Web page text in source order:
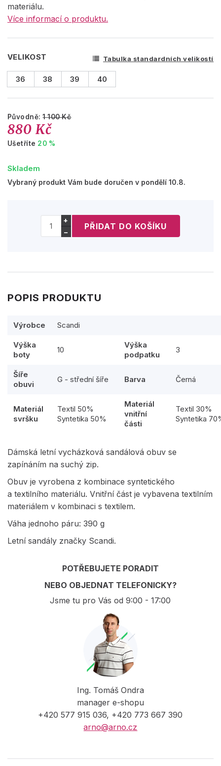
materiálu.
Více informací o produktu.
VELIKOST Tabulka standardních velikostí
36 38 39 40
Původně:1 100 Kč
880 Kč
Ušetříte 20 %
Skladem
Vybraný produkt Vám bude doručen v pondělí 10.8.
+
−
POPIS PRODUKTU
Výrobce Scandi
Výška
boty
10
Výška
podpatku
3
Šíře
obuvi
G - střední šíře Barva Černá
Materiál
svršku
Textil 50%
Syntetika 50%
Materiál
vnitřní
části
Textil 30%
Syntetika
Dámská letní vycházková sandálová obuv se
zapínáním na suchý zip.
Obuv je vyrobena z kombinace syntetického
a textilního materiálu. Vnitřní část je vybavena textilním
materiálem v kombinaci s textilem.
Váha jednoho páru: 390 g
Letní sandály značky Scandi.
POTŘEBUJETE PORADIT
NEBO OBJEDNAT TELEFONICKY?
Jsme tu pro Vás od 9:00 - 17:00
Ing. Tomáš Ondra
manager e-shopu
+420 577 915 036, +420 773 667 390
arno@arno.cz